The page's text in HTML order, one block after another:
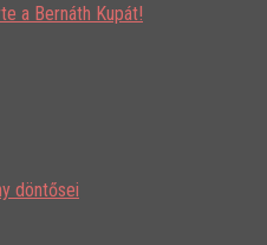
a Bernáth Kupát!
döntősei